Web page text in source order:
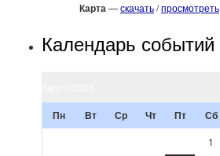
Карта—скачать/просмотреть
Календарь событий
Пн Вт Ср Чт Пт Сб
1